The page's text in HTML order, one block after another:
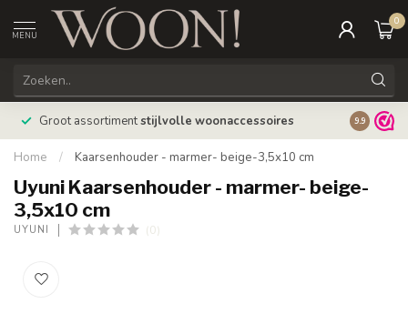
MENU
0
Groot assortimentstijlvolle woonaccessoires 9.9
Home / Kaarsenhouder - marmer- beige-3,5x10 cm
Uyuni Kaarsenhouder - marmer- beige-
3,5x10 cm
UYUNI (0)